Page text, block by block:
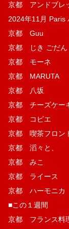
京都 アンドブレ
2024年11月 Paris
京都 Guu
京都 じき ごだん
京都 モーネ
京都 MARUTA
京都 八坂
京都 チーズケー
京都 コピエ
京都 喫茶フロン
京都 滔々と、
京都 みこ
京都 ライース
京都 ハーモニカ
■この１週間
京都 フランス料